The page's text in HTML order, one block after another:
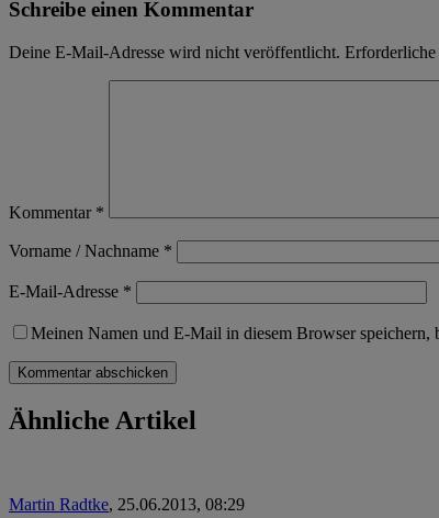
Schreibe einen Kommentar
Deine E-Mail-Adresse wird nicht veröffentlicht.
Kommentar *
Vorname / Nachname *
E-Mail-Adresse *
Meinen Namen und E-Mail in diesem Browser speichern,
Ähnliche Artikel
Martin Radtke, 25.06.2013, 08:29